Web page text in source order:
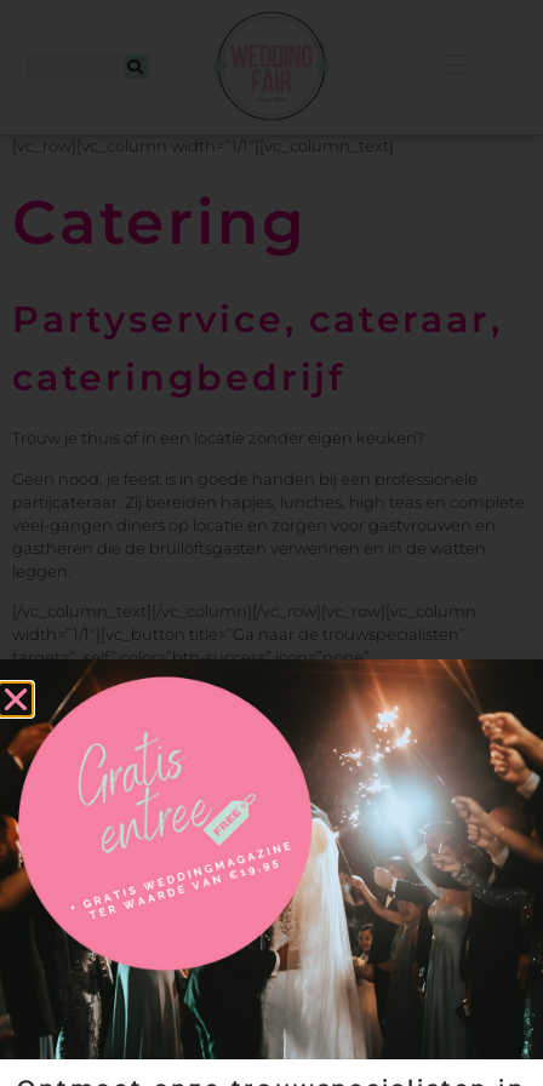
[vc_row][vc_column width=”1/1″][vc_column_text]
Catering
Partyservice, cateraar,
cateringbedrijf
Trouw je thuis of in een locatie zonder eigen keuken?
Geen nood, je feest is in goede handen bij een professionele
partijcateraar. Zij bereiden hapjes, lunches, high teas en complete
veel-gangen diners op locatie en zorgen voor gastvrouwen en
gastheren die de bruiloftsgasten verwennen en in de watten
leggen.
[/vc_column_text][/vc_column][/vc_row][vc_row][vc_column
width=”1/1″][vc_button title=”Ga naar de trouwspecialisten”
target=”_self” color=”btn-success” icon=”none”
size=”wpb_regularsize” href=”https://weddingfair.nl/catering-
specialisten/”][/vc_column][/vc_row]
Since 2004 with you
"Wij helpen je echt verder met je bruiloft."